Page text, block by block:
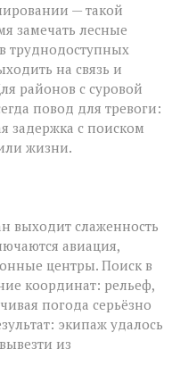
— такой
замечать лесные
труднодоступных
на связь и
районов с суровой
повод для тревоги:
задержка с поиском
жизни.
выходит слаженность
авиация,
центры. Поиск в
координат: рельеф,
погода серьёзно
экипаж удалось
из